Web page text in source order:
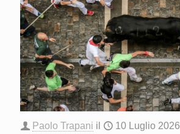
Paolo Trapani il 10 Luglio 2026